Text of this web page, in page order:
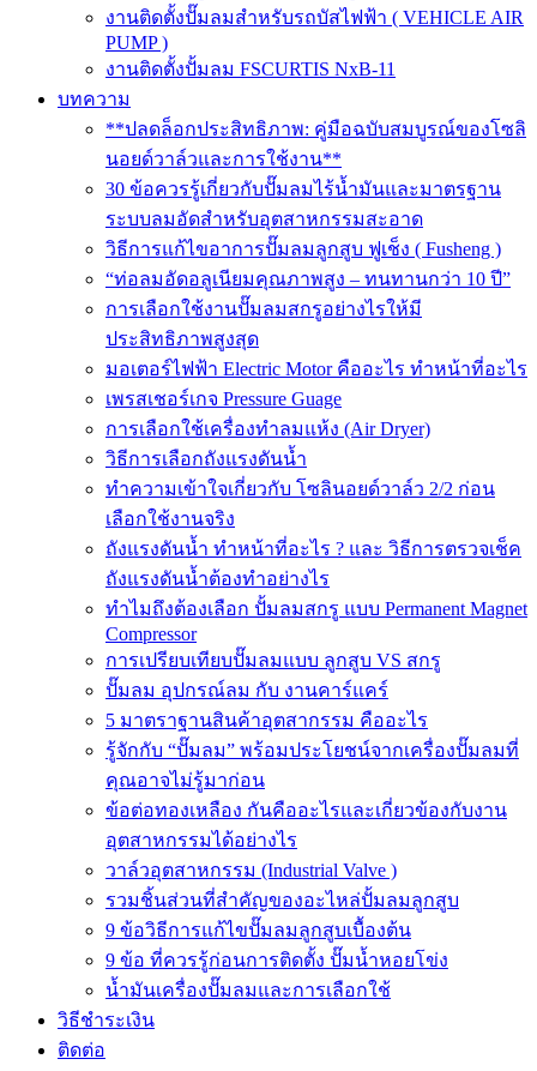
งานติดตั้งปั๊มลมสำหรับรถบัสไฟฟ้า ( VEHICLE AIR
PUMP )
งานติดตั้งปั้มลม FSCURTIS NxB-11
บทความ
**ปลดล็อกประสิทธิภาพ: คู่มือฉบับสมบูรณ์ของโซลิ
นอยด์วาล์วและการใช้งาน**
30 ข้อควรรู้เกี่ยวกับปั๊มลมไร้น้ำมันและมาตรฐาน
ระบบลมอัดสำหรับอุตสาหกรรมสะอาด
วิธีการแก้ไขอาการปั๊มลมลูกสูบ ฟูเช็ง ( Fusheng )
“ท่อลมอัดอลูเนียมคุณภาพสูง – ทนทานกว่า 10 ปี”
การเลือกใช้งานปั๊มลมสกรูอย่างไรให้มี
ประสิทธิภาพสูงสุด
มอเตอร์ไฟฟ้า Electric Motor คืออะไร ทำหน้าที่อะไร
เพรสเชอร์เกจ Pressure Guage
การเลือกใช้เครื่องทำลมแห้ง (Air Dryer)
วิธีการเลือกถังแรงดันน้ำ
ทำความเข้าใจเกี่ยวกับ โซลินอยด์วาล์ว 2/2 ก่อน
เลือกใช้งานจริง
ถังแรงดันน้ำ ทำหน้าที่อะไร ? และ วิธีการตรวจเช็ค
ถังแรงดันน้ำต้องทำอย่างไร
ทำไมถึงต้องเลือก ปั้มลมสกรู แบบ Permanent Magnet
Compressor
การเปรียบเทียบปั๊มลมแบบ ลูกสูบ VS สกรู
ปั๊มลม อุปกรณ์ลม กับ งานคาร์แคร์
5 มาตราฐานสินค้าอุตสากรรม คืออะไร
รู้จักกับ “ปั๊มลม” พร้อมประโยชน์จากเครื่องปั๊มลมที่
คุณอาจไม่รู้มาก่อน
ข้อต่อทองเหลือง กันคืออะไรและเกี่ยวข้องกับงาน
อุตสาหกรรมได้อย่างไร
วาล์วอุตสาหกรรม (Industrial Valve )
รวมชิ้นส่วนที่สำคัญของอะไหล่ปั้มลมลูกสูบ
9 ข้อวิธีการแก้ไขปั๊มลมลูกสูบเบื้องต้น
9 ข้อ ที่ควรรู้ก่อนการติดตั้ง ปั๊มน้ำหอยโข่ง
น้ำมันเครื่องปั๊มลมและการเลือกใช้
วิธีชำระเงิน
ติดต่อ